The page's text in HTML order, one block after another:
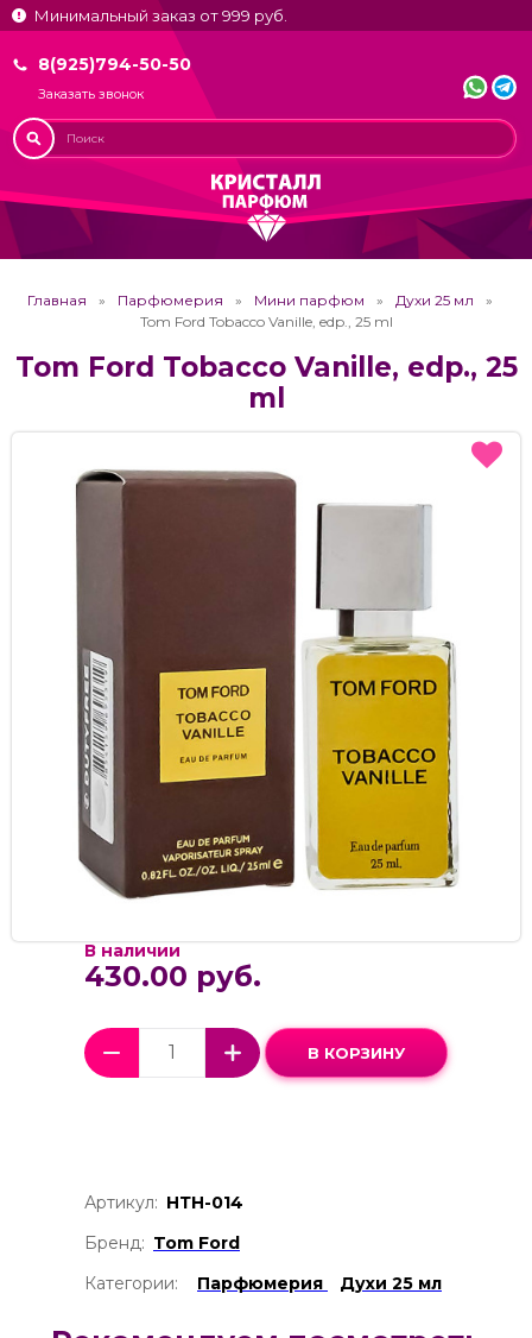
Минимальный заказ от 999 руб.
8(925)794-50-50
Заказать звонок
Главная Парфюмерия Мини парфюм
Духи 25 мл
Tom Ford Tobacco Vanille, edp., 25 ml
Tom Ford Tobacco Vanille, edp., 25
ml
В наличии
430.00 руб.
В КОРЗИНУ
Артикул: НТН-014
Бренд: Tom Ford
Категории:
Парфюмерия Духи 25 мл